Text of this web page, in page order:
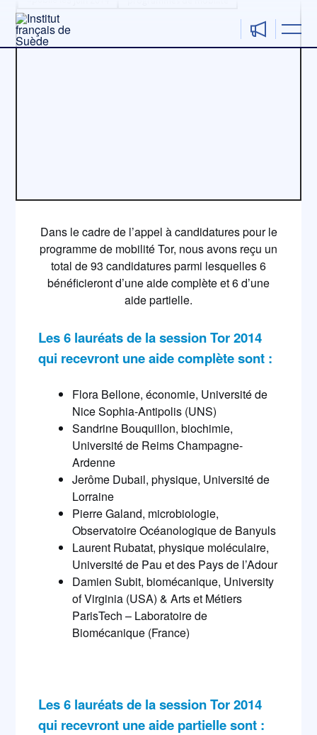
contenu
Dans le cadre de l’appel à candidatures pour le
programme de mobilité Tor, nous avons reçu un
total de 93 candidatures parmi lesquelles 6
bénéficieront d’une aide complète et 6 d’une
aide partielle.
Les 6 lauréats de la session Tor 2014
qui recevront une aide complète sont :
Flora Bellone, économie, Université de
Nice Sophia-Antipolis (UNS)
Sandrine Bouquillon, biochimie,
Université de Reims Champagne-
Ardenne
Jerôme Dubail, physique, Université de
Lorraine
Pierre Galand, microbiologie,
Observatoire Océanologique de Banyuls
Laurent Rubatat, physique moléculaire,
Université de Pau et des Pays de l’Adour
Damien Subit, biomécanique, University
of Virginia (USA) & Arts et Métiers
ParisTech – Laboratoire de
Biomécanique (France)
Les 6 lauréats de la session Tor 2014
qui recevront une aide partielle sont :